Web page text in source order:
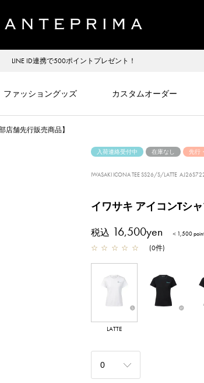
LINE ID連携で500ポイントプレゼント！
ファッショングッズ カスタムオーダー
舗先行販売商品】
入荷連絡受付中 在庫なし 先行
IWASAKI ICONA TEE SS26/S/LATTE
イワサキ アイコンTシ
税込 16,500yen ＜1,500
☆ ☆ ☆ ☆ ☆ (0件)
LATTE